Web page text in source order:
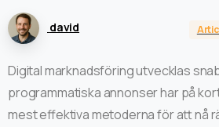
david
Digital marknadsföring utvecklas
programmatiska annonser har på
mest effektiva metoderna för att nå